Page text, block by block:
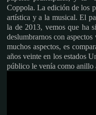
Coppola. La edición de los
artística y a la musical.El
la de 2013, vemos que ha
deslumbrarnos con
muchos aspectos, es
años veinte en los estados
público le venía como anillo